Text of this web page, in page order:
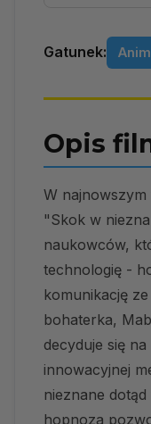
Gatunek:
Opis
W najnowszym
"Skok w
naukowców,
technologię -
komunikację
bohaterka,
decyduje się
innowacyjnej
nieznane
hopnoza